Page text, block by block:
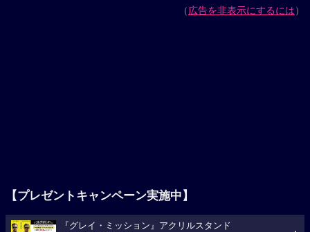
（広告を非表示にするには）
【プレゼントキャンペーン実施中】
『グレイ・ミッション』アクリルスタンド